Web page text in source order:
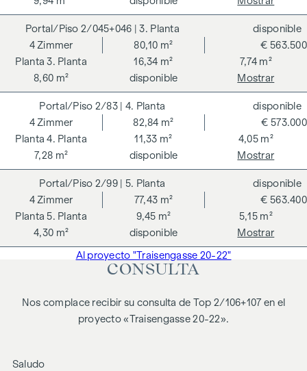
2/045+046 | 3. Planta
3. Planta
4Zimmer
80,10 m²
16,34 m²
7,74 m²
8,60 m²
€ 563.500
disponible
disponible
Mostrar
2/83 | 4. Planta
4. Planta
4Zimmer
82,84 m²
11,33 m²
4,05 m²
7,28 m²
€ 573.000
disponible
disponible
Mostrar
2/99 | 5. Planta
5. Planta
4Zimmer
77,43 m²
9,45 m²
5,15 m²
4,30 m²
€ 563.400
disponible
disponible
Mostrar
Al proyecto "Traisengasse 20-22"
CONSULTA
Nos complace recibir su consulta de Top 2/106+107 en el
proyecto «Traisengasse 20-22».
Saludo